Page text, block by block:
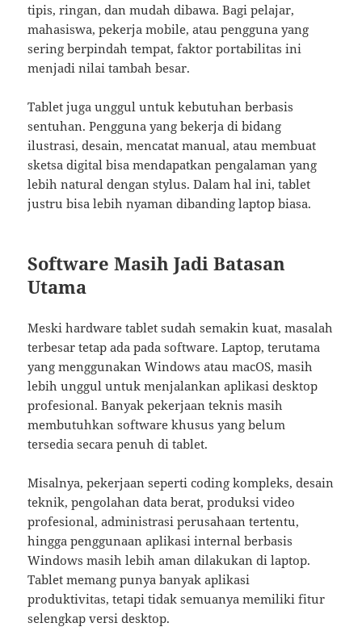
tipis, ringan, dan mudah dibawa. Bagi pelajar,
mahasiswa, pekerja mobile, atau pengguna yang
sering berpindah tempat, faktor portabilitas ini
menjadi nilai tambah besar.
Tablet juga unggul untuk kebutuhan berbasis
sentuhan. Pengguna yang bekerja di bidang
ilustrasi, desain, mencatat manual, atau membuat
sketsa digital bisa mendapatkan pengalaman yang
lebih natural dengan stylus. Dalam hal ini, tablet
justru bisa lebih nyaman dibanding laptop biasa.
Software Masih Jadi Batasan
Utama
Meski hardware tablet sudah semakin kuat, masalah
terbesar tetap ada pada software. Laptop, terutama
yang menggunakan Windows atau macOS, masih
lebih unggul untuk menjalankan aplikasi desktop
profesional. Banyak pekerjaan teknis masih
membutuhkan software khusus yang belum
tersedia secara penuh di tablet.
Misalnya, pekerjaan seperti coding kompleks, desain
teknik, pengolahan data berat, produksi video
profesional, administrasi perusahaan tertentu,
hingga penggunaan aplikasi internal berbasis
Windows masih lebih aman dilakukan di laptop.
Tablet memang punya banyak aplikasi
produktivitas, tetapi tidak semuanya memiliki fitur
selengkap versi desktop.